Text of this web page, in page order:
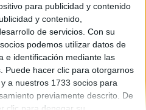
para publicidad y contenido
y contenido,
de servicios. Con su
podemos utilizar datos de
e identificación mediante las
Puede hacer clic para otorgarnos
a nuestros 1733 socios para
previamente descrito. De
clic para denegar su
los derechos reservados
Intelectual: Nro. 5346433